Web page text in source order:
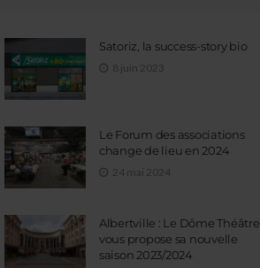
Satoriz, la success-story bio
8 juin 2023
Le Forum des associations
change de lieu en 2024
24 mai 2024
Albertville : Le Dôme Théâtre
vous propose sa nouvelle
saison 2023/2024